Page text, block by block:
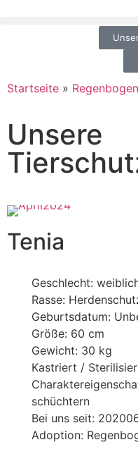
Startseite »
Unsere
Tenia
Geschlecht:
Rasse:
Geburtsdatum:
Größe: 60 cm
Gewicht: 30 kg
Kastriert /
schüchtern
Bei uns seit:
Adoption: